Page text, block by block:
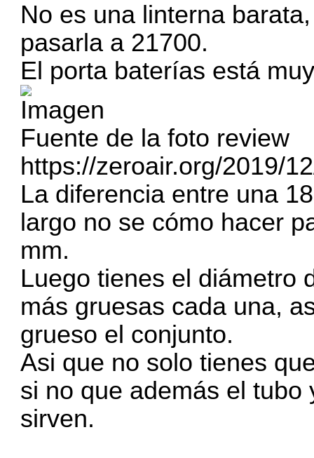
No es una linterna
pasarla a 21700.
El porta baterías está
Fuente de la foto review
https://zeroair.org/2019/
La diferencia entre una
largo no se cómo hacer
mm.
Luego tienes el diámetro
más gruesas cada una,
grueso el conjunto.
Asi que no solo tienes
si no que además el
sirven.